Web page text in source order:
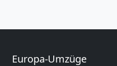
Europa-Umzüge